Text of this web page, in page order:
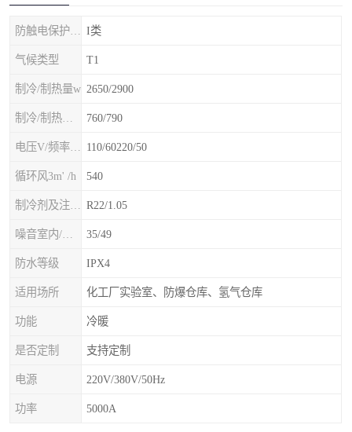
I类
气候类型 T1
制冷/制热量w 2650/2900
760/790
110/60220/50
循环风3m' /h 540
R22/1.05
35/49
防水等级 IPX4
适用场所 化工厂实验室、防爆仓库、氢气仓库
功能 冷暖
是否定制 支持定制
电源 220V/380V/50Hz
功率 5000A